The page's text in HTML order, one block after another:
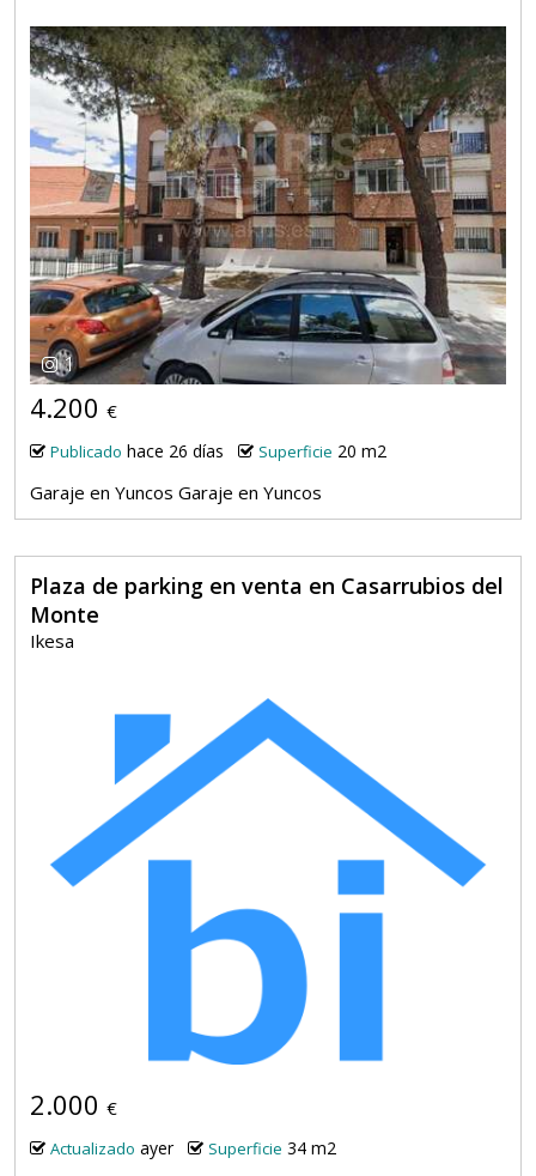
1
4.200 €
Publicado hace 26 días Superficie 20 m2
Garaje en Yuncos Garaje en Yuncos
Plaza de parking en venta en Casarrubios del
Monte
Ikesa
2.000 €
Actualizado ayer Superficie 34 m2